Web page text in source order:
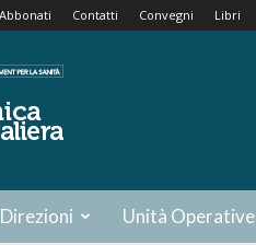
Abbonati Contatti Convegni Libri
Direzioni Unità Operative